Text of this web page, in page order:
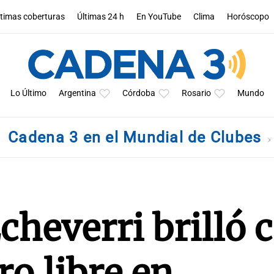
coberturas Últimas 24 h En YouTube Clima Horóscopo
Lo Último Argentina Córdoba Rosario Mundo
Cadena 3 en el Mundial de Clubes
brilló